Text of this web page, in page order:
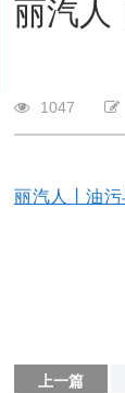
丽汽人
1047
丽汽人丨油
上一篇